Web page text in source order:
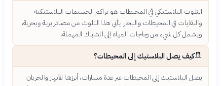
التلوث البلاستيكي في المحيطات هو تراكم الجسيمات البلاستيكية
والنفايات في المحيطات والبحار. يأتي هذا التلوث من مصادر برية وبحرية،
ويشمل كل شيء من زجاجات المياه إلى الشباك المهملة.
🚢كيف يصل البلاستيك إلى المحيطات؟
يصل البلاستيك إلى المحيطات عبر عدة مسارات، أبرزها الأنهار والجريان